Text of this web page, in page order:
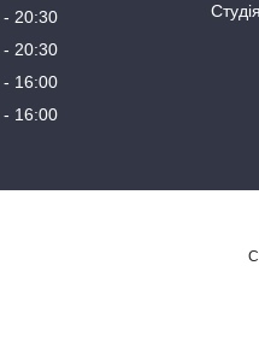
20:30
20:30
16:00
16:00